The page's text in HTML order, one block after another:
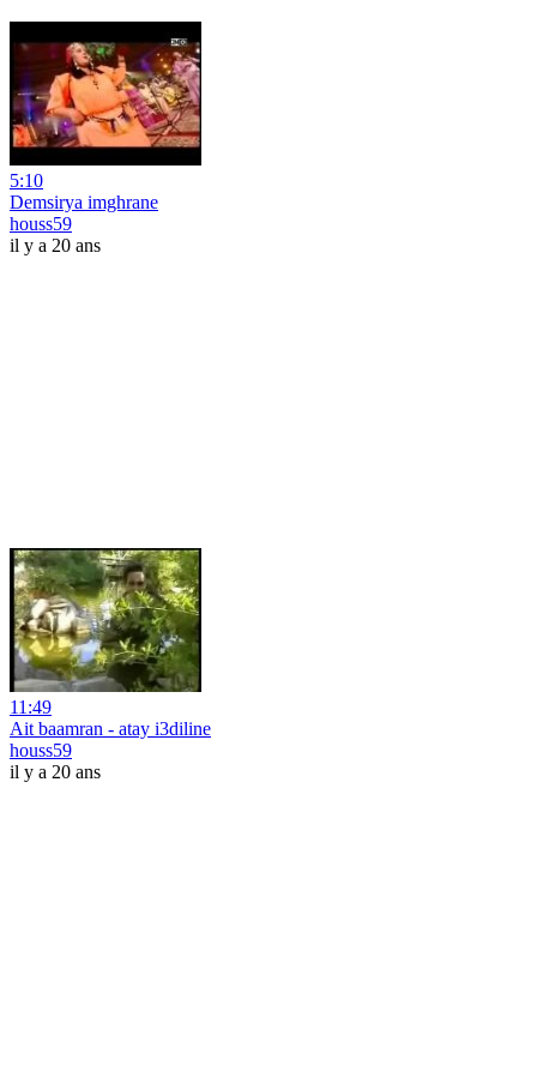
5:10
Demsirya imghrane
houss59
il y a 20 ans
11:49
Ait baamran - atay i3diline
houss59
il y a 20 ans